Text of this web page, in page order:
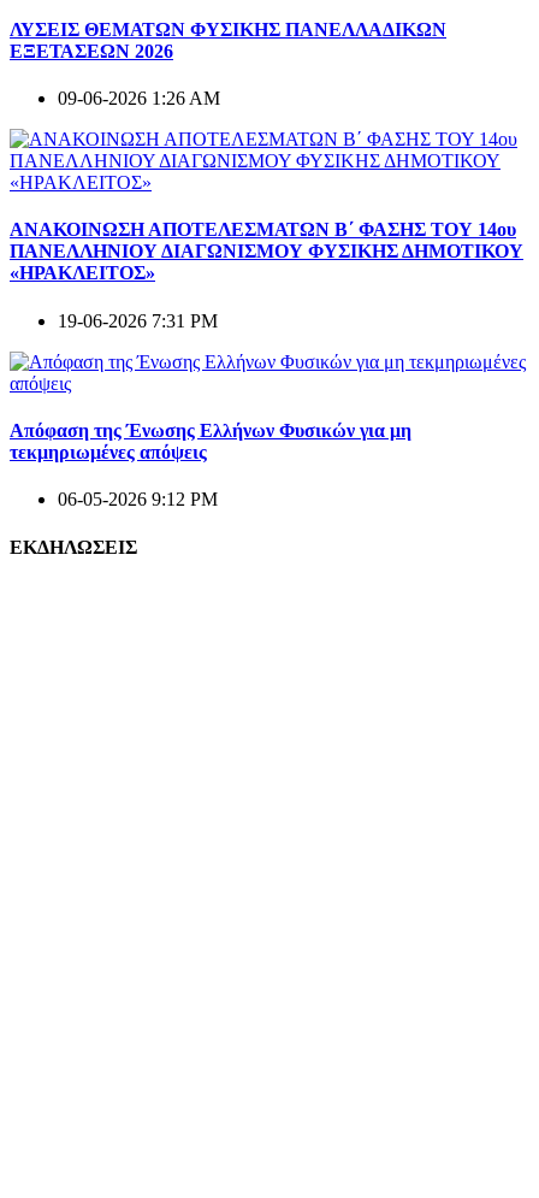
ΛΥΣΕΙΣ ΘΕΜΑΤΩΝ ΦΥΣΙΚΗΣ ΠΑΝΕΛΛΑΔΙΚΩΝ
ΕΞΕΤΑΣΕΩΝ 2026
09-06-2026 1:26 AM
ΑΝΑΚΟΙΝΩΣΗ ΑΠΟΤΕΛΕΣΜΑΤΩΝ Β΄ ΦΑΣΗΣ ΤΟΥ 14ου
ΠΑΝΕΛΛΗΝΙΟΥ ΔΙΑΓΩΝΙΣΜΟΥ ΦΥΣΙΚΗΣ ΔΗΜΟΤΙΚΟΥ
«ΗΡΑΚΛΕΙΤΟΣ»
19-06-2026 7:31 PM
Απόφαση της Ένωσης Ελλήνων Φυσικών για μη
τεκμηριωμένες απόψεις
06-05-2026 9:12 PM
ΕΚΔΗΛΩΣΕΙΣ